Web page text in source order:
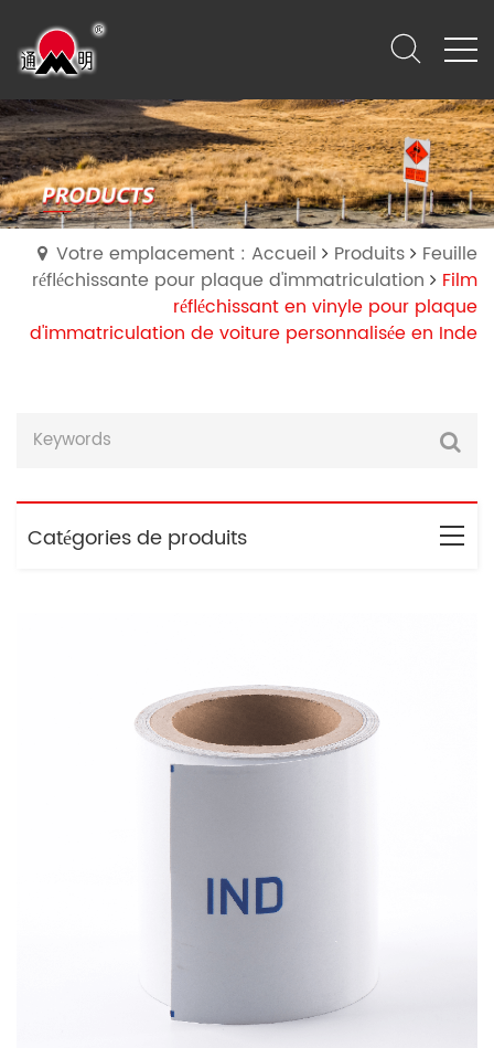
Votre emplacement : Accueil Produits
Feuille
réfléchissante pour plaque d'immatriculation
Film
réfléchissant en vinyle pour plaque
d'immatriculation de voiture personnalisée en Inde
Catégories de produits